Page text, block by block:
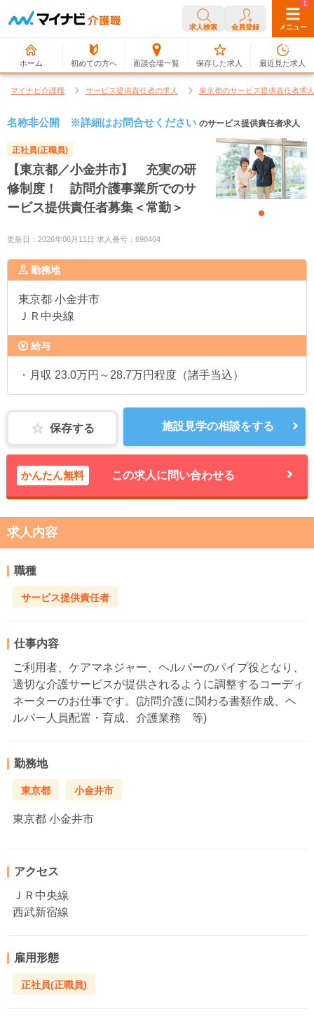
求人検索 会員登録 メニュー
ホーム 初めての方へ 面談会場一覧
0
保存した求人
1
最近見た求人
マイナビ介護職 サービス提供責任者の求人 東京都のサービス提供責任者求人
名称非公開 ※詳細はお問合せください のサービス提供責任者求人
正社員(正職員)
【東京都／小金井市】 充実の研
修制度！ 訪問介護事業所でのサ
ービス提供責任者募集＜常勤＞
更新日：2026年06月11日 求人番号：698464
勤務地
東京都 小金井市
ＪＲ中央線
給与
・月収 23.0万円～28.7万円程度（諸手当込）
保存する 施設見学の相談をする
かんたん無料 この求人に問い合わせる
求人内容
職種
サービス提供責任者
仕事内容
ご利用者、ケアマネジャー、ヘルパーのパイプ役となり、
適切な介護サービスが提供されるように調整するコーディ
ネーターのお仕事です。(訪問介護に関わる書類作成、ヘ
ルパー人員配置・育成、介護業務 等)
勤務地
東京都 小金井市
東京都 小金井市
アクセス
ＪＲ中央線
西武新宿線
雇用形態
正社員(正職員)